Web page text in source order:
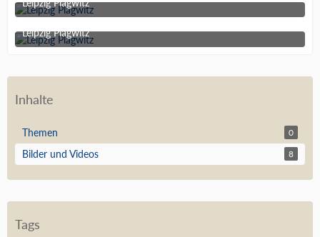
Leipzig Plagwitz
13. Juli 2013 um 15:31
Leipzig Plagwitz
13. Juli 2013 um 15:31
Inhalte
Themen 0
Bilder und Videos 8
Tags